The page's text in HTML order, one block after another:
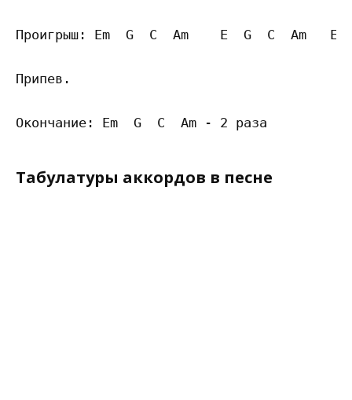
Проигрыш: Em  G  C  Am    E  G  C  Am   Em
Припев.
Табулатуры аккордов в песне